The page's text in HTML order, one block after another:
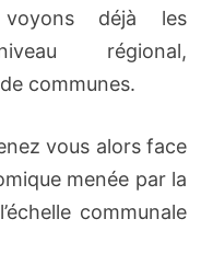
déjà les
régional,
communes.
vous alors face
menée par la
communale